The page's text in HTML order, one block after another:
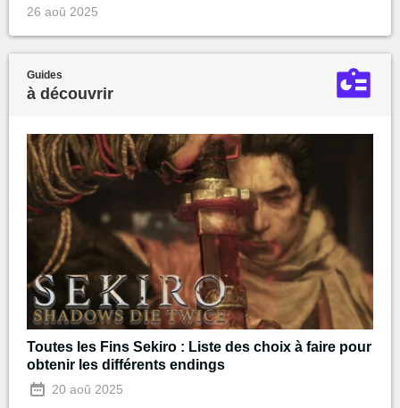
26 aoû 2025
Guides
à découvrir
Toutes les Fins Sekiro : Liste des choix à faire pour
obtenir les différents endings
20 aoû 2025